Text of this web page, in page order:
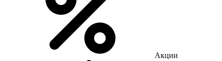
Акции